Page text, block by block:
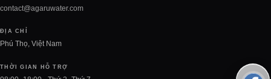
contact@agaruwater.com
ĐỊA CHỈ
Phú Thọ, Việt Nam
THỜI GIAN HỖ TRỢ